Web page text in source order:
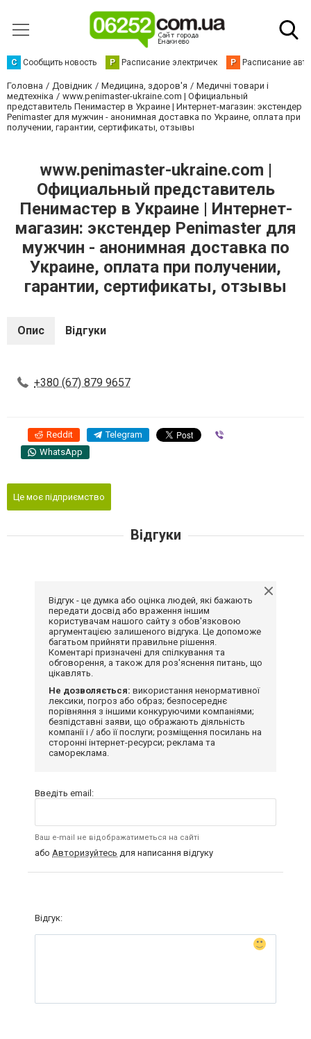
С Сообщить новость Р Расписание электричек Р Расписание
Головна Довідник Медицина, здоров'я
Медичні товари і
медтехніка
www.penimaster-ukraine.com | Официальный
представитель Пенимастер в Украине | Интернет-магазин: экстендер
Penimaster для мужчин - анонимная доставка по Украине, оплата при
получении, гарантии, сертификаты, отзывы
www.penimaster-ukraine.com |
Официальный представитель
Пенимастер в Украине | Интернет-
магазин: экстендер Penimaster для
мужчин - анонимная доставка по
Украине, оплата при получении,
гарантии, сертификаты, отзывы
Опис Відгуки
+380 (67) 879 9657
Reddit Telegram
WhatsApp
Це моє підприємство
Відгуки
Відгук - це думка або оцінка людей, які бажають
передати досвід або враження іншим
користувачам нашого сайту з обов'язковою
аргументацією залишеного відгука. Це допоможе
багатьом прийняти правильне рішення.
Коментарі призначені для спілкування та
обговорення, а також для роз'яснення питань, що
цікавлять.
Не дозволяється: використання ненормативної
лексики, погроз або образ; безпосереднє
порівняння з іншими конкуруючими компаніями;
безпідставні заяви, що ображають діяльність
компанії і / або її послуги; розміщення посилань на
сторонні інтернет-ресурси; реклама та
самореклама.
Введіть email:
Ваш e-mail не відображатиметься на сайті
або Авторизуйтесь для написання відгуку
Відгук: